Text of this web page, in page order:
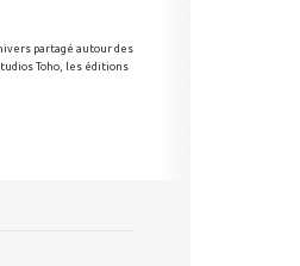
partagé autour des
Toho, les éditions